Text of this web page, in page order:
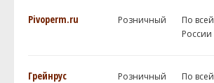
Pivoperm.ru Розничный
По всей
России
Грейнрус Розничный
По всей